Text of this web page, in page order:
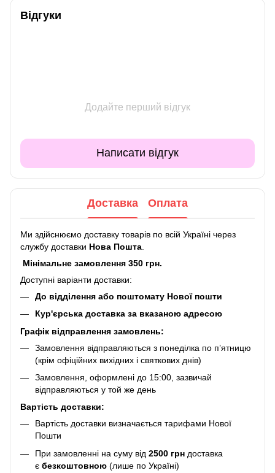
Відгуки
Додайте перший відгук
Написати відгук
Доставка Оплата
Ми здійснюємо доставку товарів по всій Україні через
службу доставки Нова Пошта
Мінімальне замовлення 350 грн.
Доступні варіанти доставки:
До відділення або поштомату Нової пошти
Кур'єрська доставка за вказаною адресою
Графік відправлення замовлень:
Замовлення відправляються з понеділка по п’ятницю
(крім офіційних вихідних і святкових днів)
Замовлення, оформлені до 15:00, зазвичай
відправляються у той же день
Вартість доставки:
Вартість доставки визначається тарифами Нової
Пошти
При замовленні на суму від 2500 грн доставка
є безкоштовною (лише по Україні)